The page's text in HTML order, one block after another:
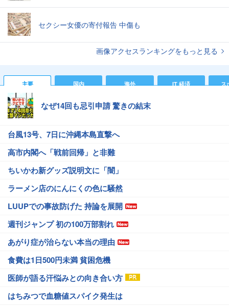
セクシー女優の寄付報告 中傷も
画像アクセスランキングをもっと見る
主要 国内 海外 IT 経済 ス
なぜ14回も忌引申請 驚きの結末
台風13号、7日に沖縄本島直撃へ
高市内閣へ「戦前回帰」と非難
ちいかわ新グッズ説明文に「闇」
ラーメン店のにんにくの色に騒然
LUUPでの事故防げた 持論を展開
週刊ジャンプ 初の100万部割れ
あがり症が治らない本当の理由
食費は1日500円未満 貧困危機
医師が語る汗悩みとの向き合い方
はちみつで血糖値スパイク発生は